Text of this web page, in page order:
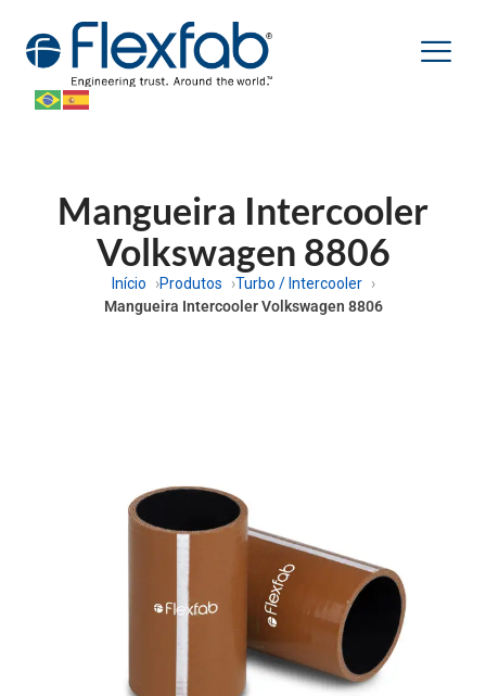
Mangueira Intercooler
Volkswagen 8806
Início Produtos
Turbo / Intercooler
Mangueira Intercooler Volkswagen 8806